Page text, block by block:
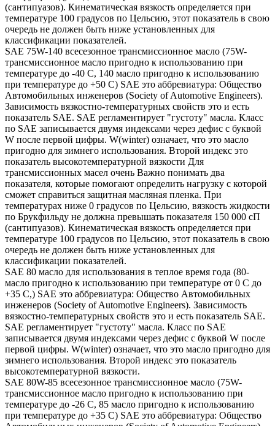
(сантипуазов). Кинематическая вязкость определяется при
температуре 100 градусов по Цельсию, этот показатель в свою
очередь не должен быть ниже установленных для
классификации показателей.
SAE 75W-140 всесезонное трансмиссионное масло (75W-
трансмиссионное масло пригодно к использованию при
температуре до -40 С, 140 масло пригодно к использованию
при температуре до +50 С) SAE это аббревиатура: Общество
Автомобильных инженеров (Society of Automotive Engineers).
Зависимость вязкостно-температурных свойств это и есть
показатель SAE. SAE регламентирует "густоту" масла. Класс
по SAE записывается двумя индексами через дефис с буквой
W после первой цифры. W(winter) означает, что это масло
пригодно для зимнего использования. Второй индекс это
показатель высокотемпературной вязкости Для
трансмиссионных масел очень Важно понимать два
показателя, которые помогают определить нагрузку с которой
сможет справиться защитная масляная пленка. При
температурах ниже 0 градусов по Цельсию, вязкость жидкости
по Брукфильду не должна превышать показателя 150 000 сП
(сантипуазов). Кинематическая вязкость определяется при
температуре 100 градусов по Цельсию, этот показатель в свою
очередь не должен быть ниже установленных для
классификации показателей.
SAE 80 масло для использования в теплое время года (80-
масло пригодно к использованию при температуре от 0 С до
+35 С,) SAE это аббревиатура: Общество Автомобильных
инженеров (Society of Automotive Engineers). Зависимость
вязкостно-температурных свойств это и есть показатель SAE.
SAE регламентирует "густоту" масла. Класс по SAE
записывается двумя индексами через дефис с буквой W после
первой цифры. W(winter) означает, что это масло пригодно для
зимнего использования. Второй индекс это показатель
высокотемпературной вязкости.
SAE 80W-85 всесезонное трансмиссионное масло (75W-
трансмиссионное масло пригодно к использованию при
температуре до -26 С, 85 масло пригодно к использованию
при температуре до +35 С) SAE это аббревиатура: Общество